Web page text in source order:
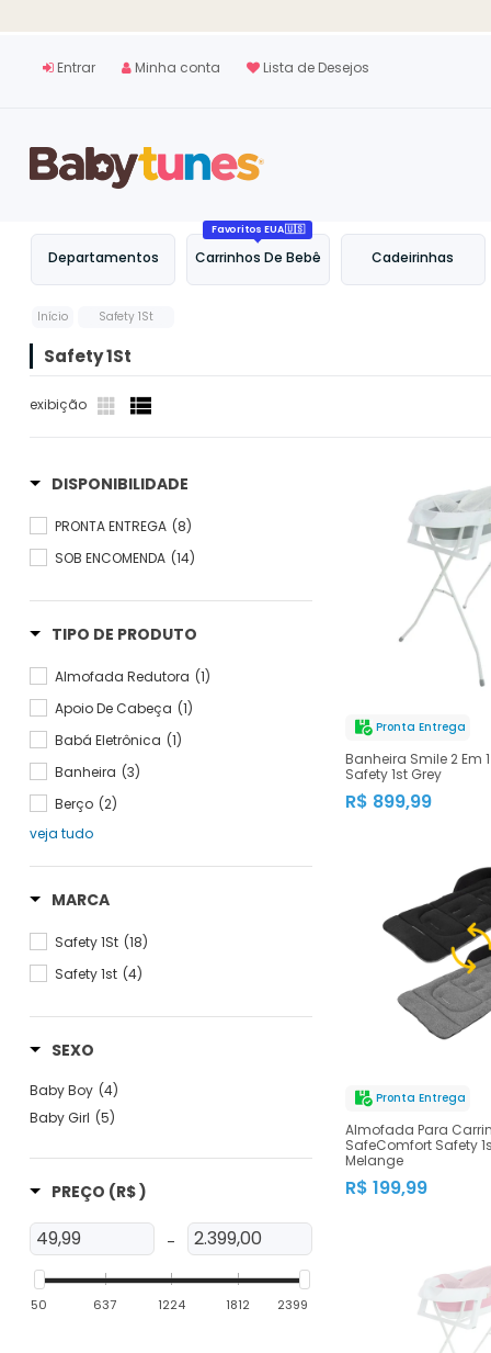
Entrar Minha conta Lista de Desejos
Departamentos Carrinhos De Bebê
Favoritos EUA 🇺🇸
Cadeirinhas
Início Safety 1St
Safety 1St
exibição
DISPONIBILIDADE
PRONTA ENTREGA (8)
SOB ENCOMENDA (14)
TIPO DE PRODUTO
Almofada Redutora (1)
Apoio De Cabeça (1)
Babá Eletrônica (1)
Banheira (3)
Berço (2)
veja tudo
MARCA
Safety 1St (18)
Safety 1st (4)
SEXO
Baby Boy (4)
Baby Girl (5)
PREÇO (R$ )
-
50 637 1224 1812 2399
Pronta Entrega
Banheira Smile 2 Em
Safety 1st Grey
R$ 899,99
Pronta Entrega
Almofada Para
SafeComfort Safety
Melange
R$ 199,99